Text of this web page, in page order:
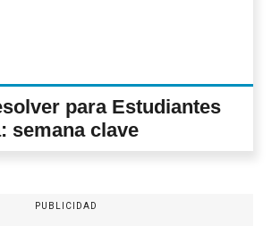
para Estudiantes
semana clave
PUBLICIDAD